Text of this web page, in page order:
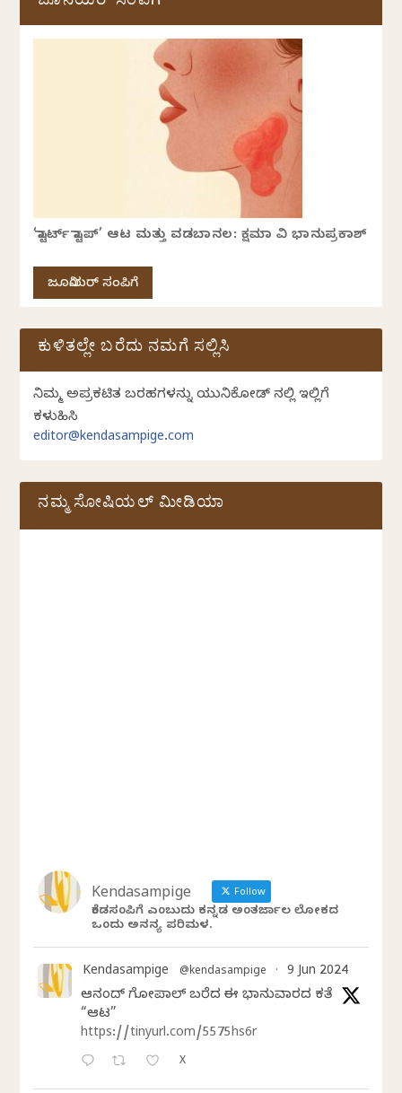
‘ಸ್ಟಾರ್ಟ್ ಸ್ಟಾಪ್’ ಆಟ ಮತ್ತು ವಡಬಾನಲ: ಕ್ಷಮಾ ವಿ ಭಾನುಪ್ರಕಾಶ್
ಜೂನಿಯರ್ ಸಂಪಿಗೆ
ಕುಳಿತಲ್ಲೇ ಬರೆದು ನಮಗೆ ಸಲ್ಲಿಸಿ
ನಿಮ್ಮ ಅಪ್ರಕಟಿತ ಬರಹಗಳನ್ನು ಯುನಿಕೋಡ್ ನಲ್ಲಿ ಇಲ್ಲಿಗೆ
ಕಳುಹಿಸಿ
editor@kendasampige.com
ನಮ್ಮ ಸೋಷಿಯಲ್‌ ಮೀಡಿಯಾ
Kendasampige Follow
ಕೆಂಡಸಂಪಿಗೆ ಎಂಬುದು ಕನ್ನಡ ಅಂತರ್ಜಾಲ ಲೋಕದ
ಒಂದು ಅನನ್ಯ ಪರಿಮಳ.
Kendasampige @kendasampige · 9 Jun 2024
ಆನಂದ್‌ ಗೋಪಾಲ್‌ ಬರೆದ ಈ ಭಾನುವಾರದ ಕತೆ
“ಆಟ”
https://tinyurl.com/5575hs6r
X